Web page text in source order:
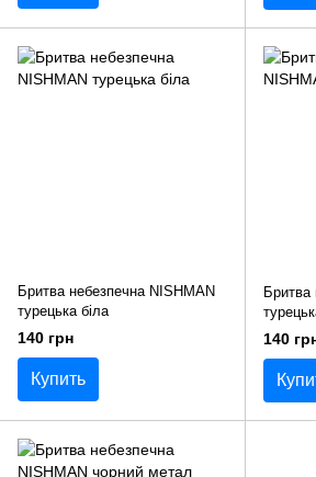
Бритва небезпечна NISHMAN
турецька біла
140 грн
Купить
Бритва
140